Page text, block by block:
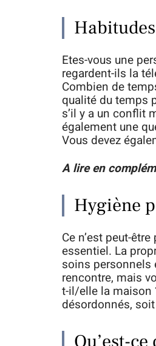
Etes-vous une
regardent-ils la
Combien de
qualité du temps
s’il y a un conflit
également une
Vous devez
A lire en
Hygiène
Ce n’est peut-
essentiel. La
soins personnels
rencontre, mais
t-il/elle la maison
désordonnés,